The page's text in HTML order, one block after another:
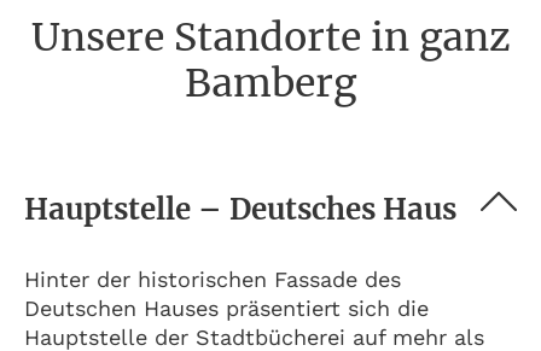
Unsere Standorte in ganz
Bamberg
Hauptstelle – Deutsches Haus
Hinter der historischen Fassade des
Deutschen Hauses präsentiert sich die
Hauptstelle der Stadtbücherei auf mehr als